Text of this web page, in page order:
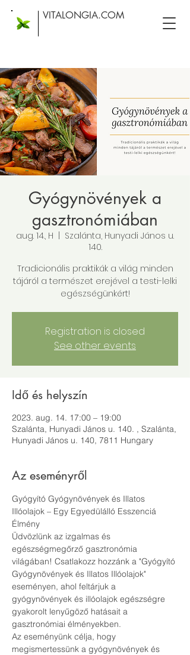
VITALONGIA.COM
Gyógynövények a
gasztronómiában
aug. 14., H
Szalánta, Hunyadi János u.
140.
Tradicionális praktikák a világ minden
tájáról a természet erejével a testi-lelki
egészségünkért!
Registration is closed
See other events
Idő és helyszín
2023. aug. 14. 17:00 – 19:00
Szalánta, Hunyadi János u. 140. , Szalánta,
Hunyadi János u. 140, 7811 Hungary
Az eseményről
Gyógyító Gyógynövények és Illatos
Illóolajok – Egy Egyedülálló Esszenciá
Élmény
Üdvözlünk az izgalmas és
egészségmegőrző gasztronómia
világában! Csatlakozz hozzánk a "Gyógyító
Gyógynövények és Illatos Illóolajok"
eseményen, ahol feltárjuk a
gyógynövények és illóolajok egészségre
gyakorolt lenyűgöző hatásait a
gasztronómiai élményekben.
Az eseményünk célja, hogy
megismertessünk a gyógynövények és